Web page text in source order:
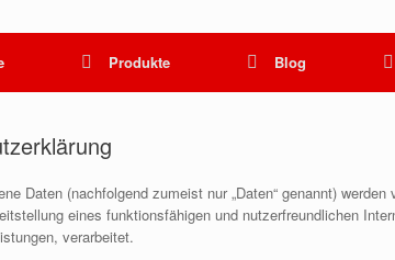
Produkte Blog
Daten (nachfolgend zumeist nur „Daten“ genannt)
eines funktionsfähigen und nutzerfreundlichen
verarbeitet.